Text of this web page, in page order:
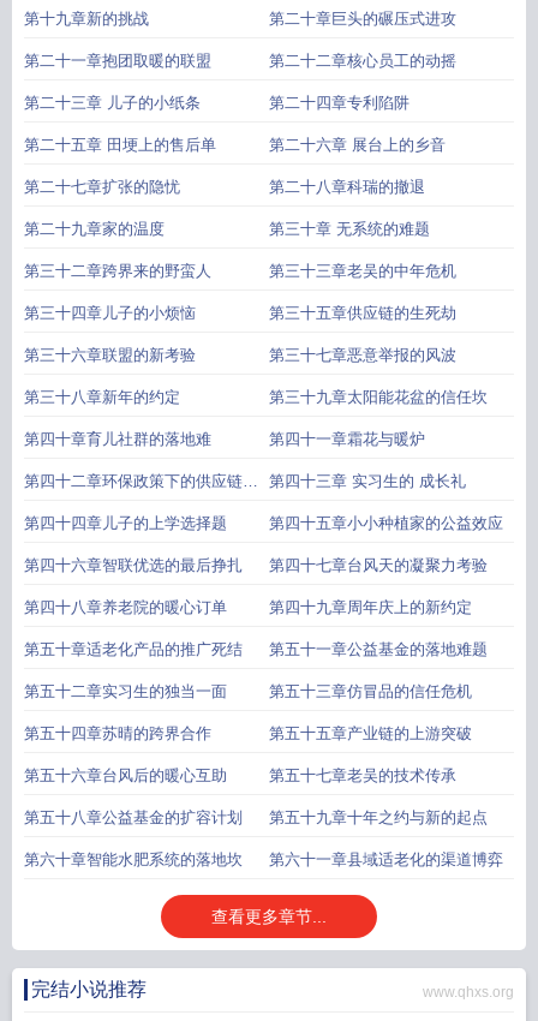
第十九章新的挑战 第二十章巨头的碾压式进攻
第二十一章抱团取暖的联盟 第二十二章核心员工的动摇
第二十三章 儿子的小纸条 第二十四章专利陷阱
第二十五章 田埂上的售后单 第二十六章 展台上的乡音
第二十七章扩张的隐忧 第二十八章科瑞的撤退
第二十九章家的温度 第三十章 无系统的难题
第三十二章跨界来的野蛮人 第三十三章老吴的中年危机
第三十四章儿子的小烦恼 第三十五章供应链的生死劫
第三十六章联盟的新考验 第三十七章恶意举报的风波
第三十八章新年的约定 第三十九章太阳能花盆的信任坎
第四十章育儿社群的落地难 第四十一章霜花与暖炉
第四十二章环保政策下的供应链调
整
第四十三章 实习生的 成长礼
第四十四章儿子的上学选择题 第四十五章小小种植家的公益效应
第四十六章智联优选的最后挣扎 第四十七章台风天的凝聚力考验
第四十八章养老院的暖心订单 第四十九章周年庆上的新约定
第五十章适老化产品的推广死结 第五十一章公益基金的落地难题
第五十二章实习生的独当一面 第五十三章仿冒品的信任危机
第五十四章苏晴的跨界合作 第五十五章产业链的上游突破
第五十六章台风后的暖心互助 第五十七章老吴的技术传承
第五十八章公益基金的扩容计划 第五十九章十年之约与新的起点
第六十章智能水肥系统的落地坎 第六十一章县域适老化的渠道博弈
查看更多章节...
完结小说推荐 www.qhxs.org